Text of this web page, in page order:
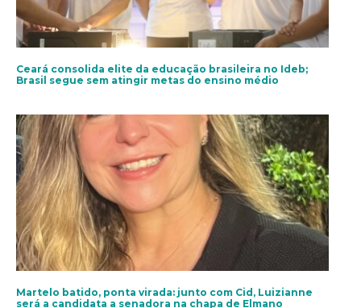
Ceará consolida elite da educação brasileira no Ideb;
Brasil segue sem atingir metas do ensino médio
Martelo batido, ponta virada: junto com Cid, Luizianne
será a candidata a senadora na chapa de Elmano